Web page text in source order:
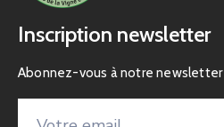
Inscription newsletter
Abonnez-vous à notre newsletter